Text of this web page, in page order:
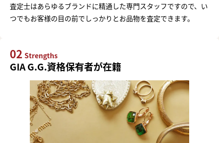
査定士はあらゆるブランドに精通した専門スタッフですので、い
つでもお客様の目の前でしっかりとお品物を査定できます。
02 Strengths
GIA G.G.資格保有者が在籍